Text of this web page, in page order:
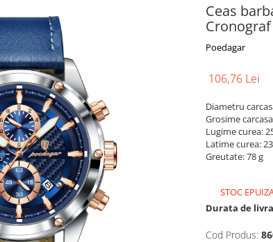
Ceas
Poedagar
106,76 Lei
Diametru
Grosime
Lugime curea:
Latime curea:
Greutate: 78 g
STOC
Durata de
Cod Produs: